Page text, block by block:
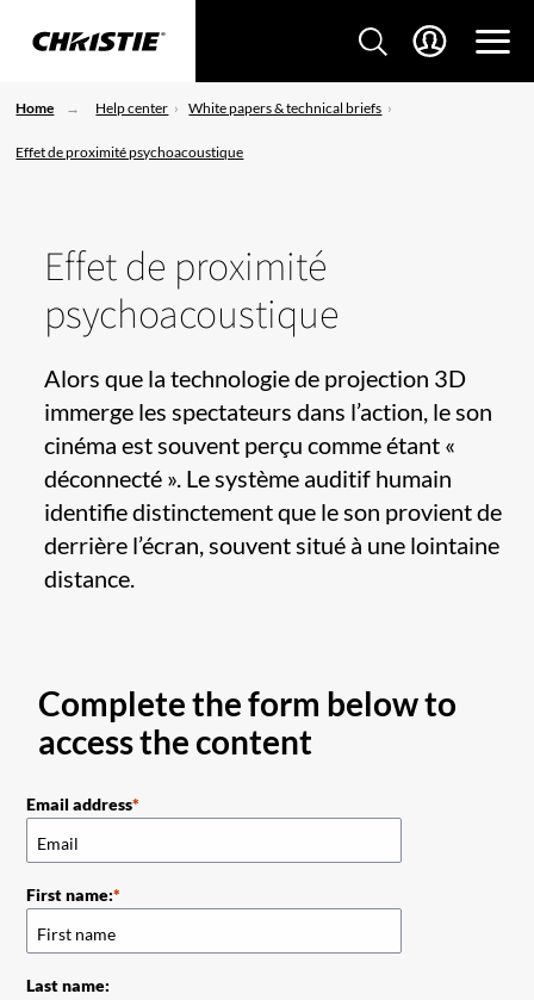
Home Help center White papers & technical briefs
Effet de proximité psychoacoustique
Effet de proximité
psychoacoustique
Alors que la technologie de projection 3D
immerge les spectateurs dans l’action, le son
cinéma est souvent perçu comme étant «
déconnecté ». Le système auditif humain
identifie distinctement que le son provient de
derrière l’écran, souvent situé à une lointaine
distance.
Complete the form below to
access the content
Email address
First name:
Last name: